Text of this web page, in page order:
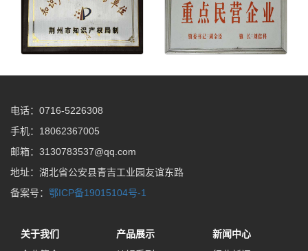
电话：0716-5226308
手机：18062367005
邮箱：3130783537@qq.com
地址：湖北省公安县青吉工业园友谊东路
备案号： 鄂ICP备19015104号-1
关于我们
产品展示
新闻中心